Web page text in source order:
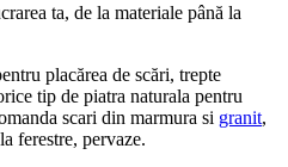
ta, de la materiale până la
placărea de scări, trepte
tip de piatra naturala pentru
scari din marmura si granit,
ferestre, pervaze.